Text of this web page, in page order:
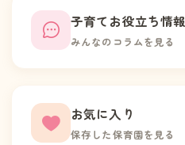
子育てお役立ち情報
みんなのコラムを見る
お気に入り
保存した保育園を見る